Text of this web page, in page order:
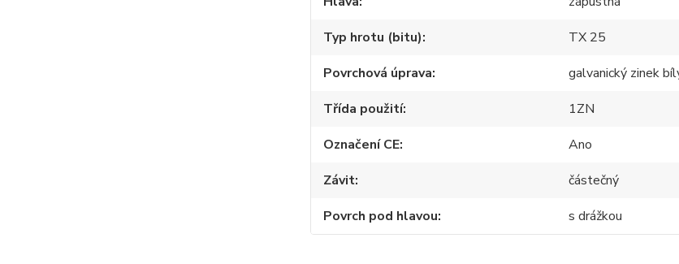
Typ hrotu (bitu)
TX 25
Povrchová úprava
galvanický zinek
Třída použití
1ZN
Označení CE
Ano
Závit
částečný
Povrch pod hlavou
s drážkou